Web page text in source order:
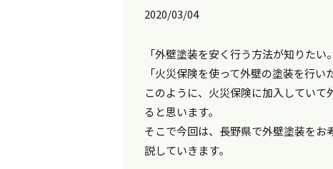
2020/03/04
「外壁塗装を安く行う方法が知りたい
「火災保険を使って外壁の塗装を行い
このように、火災保険に加入してい
ると思います。
そこで今回は、長野県で外壁塗装を
説していきます。